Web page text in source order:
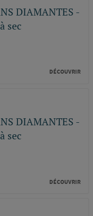
DIAMANTES -
sec
DÉCOUVRIR
DIAMANTES -
sec
DÉCOUVRIR